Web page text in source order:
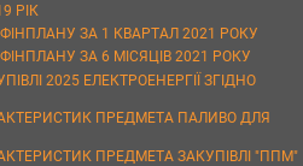
РІК
ЗА 1 КВАРТАЛ 2021 РОКУ
ЗА 6 МІСЯЦІВ 2021 РОКУ
2025 ЕЛЕКТРОЕНЕРГІЇ ЗГІДНО
ПРЕДМЕТА ПАЛИВО ДЛЯ
ПРЕДМЕТА ЗАКУПІВЛІ "ППМ"